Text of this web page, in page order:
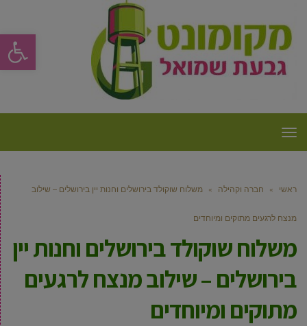
פתח
תפריט
ראשי » חברה וקהילה » משלוח שוקולד בירושלים וחנות יין בירושלים – שילוב
מנצח לרגעים מתוקים ומיוחדים
משלוח שוקולד בירושלים וחנות יין
בירושלים – שילוב מנצח לרגעים
מתוקים ומיוחדים